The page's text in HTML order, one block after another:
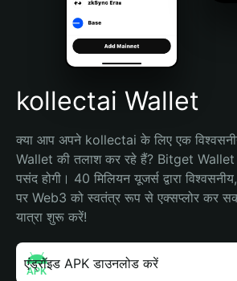
Português (Brasil)
Español (Argentina)
kollectai Wallet
क्या आप अपने kollectai के लिए एक
Wallet की तलाश कर रहे हैं? Bitget
पसंद होगी। 40 मिलियन यूजर्स द्वारा
पर Web3 को स्वतंत्र रूप से एक्सप्लोर कर
यात्रा शुरू करें!
एंड्रॉइड APK डाउनलोड करें